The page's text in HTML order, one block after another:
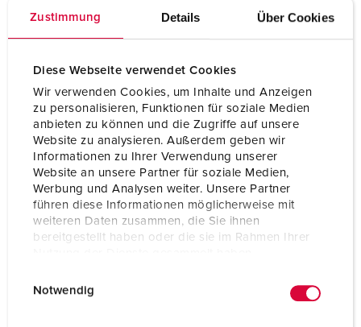
Zustimmung Details Über Cookies
Diese Webseite verwendet Cookies
Wir verwenden Cookies, um Inhalte und Anzeigen
zu personalisieren, Funktionen für soziale Medien
anbieten zu können und die Zugriffe auf unsere
Website zu analysieren. Außerdem geben wir
Informationen zu Ihrer Verwendung unserer
Website an unsere Partner für soziale Medien,
Werbung und Analysen weiter. Unsere Partner
führen diese Informationen möglicherweise mit
weiteren Daten zusammen, die Sie ihnen
bereitgestellt haben oder die sie im Rahmen Ihrer
Notwendig